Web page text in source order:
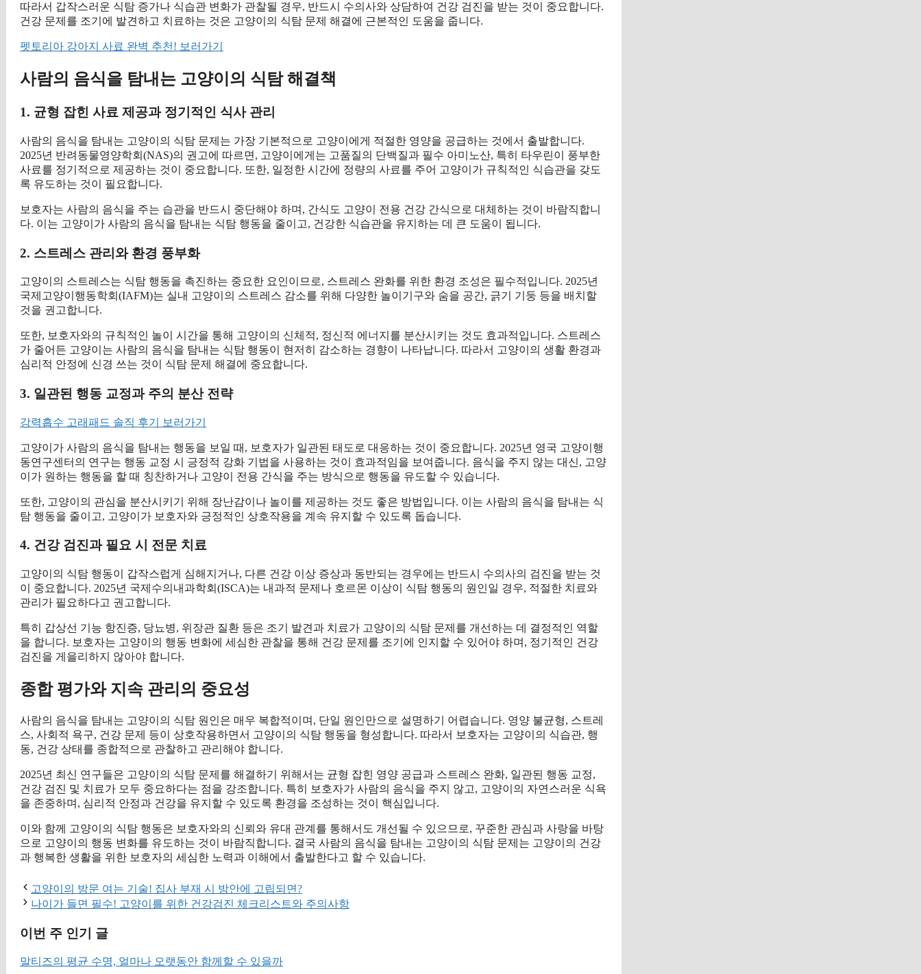
따라서 갑작스러운 식탐 증가나 식습관 변화가 관찰될 경우, 반드시 수의사와 상담하여 건강 검진을 받는 것이 중요합니다.
건강 문제를 조기에 발견하고 치료하는 것은 고양이의 식탐 문제 해결에 근본적인 도움을 줍니다.
펫토리아 강아지 사료 완벽 추천! 보러가기
사람의 음식을 탐내는 고양이의 식탐 해결책
1. 균형 잡힌 사료 제공과 정기적인 식사 관리
사람의 음식을 탐내는 고양이의 식탐 문제는 가장 기본적으로 고양이에게 적절한 영양을 공급하는 것에서 출발합니다.
2025년 반려동물영양학회(NAS)의 권고에 따르면, 고양이에게는 고품질의 단백질과 필수 아미노산, 특히 타우린이 풍부한
사료를 정기적으로 제공하는 것이 중요합니다. 또한, 일정한 시간에 정량의 사료를 주어 고양이가 규칙적인 식습관을 갖도
록 유도하는 것이 필요합니다.
보호자는 사람의 음식을 주는 습관을 반드시 중단해야 하며, 간식도 고양이 전용 건강 간식으로 대체하는 것이 바람직합니
다. 이는 고양이가 사람의 음식을 탐내는 식탐 행동을 줄이고, 건강한 식습관을 유지하는 데 큰 도움이 됩니다.
2. 스트레스 관리와 환경 풍부화
고양이의 스트레스는 식탐 행동을 촉진하는 중요한 요인이므로, 스트레스 완화를 위한 환경 조성은 필수적입니다. 2025년
국제고양이행동학회(IAFM)는 실내 고양이의 스트레스 감소를 위해 다양한 놀이기구와 숨을 공간, 긁기 기둥 등을 배치할
것을 권고합니다.
또한, 보호자와의 규칙적인 놀이 시간을 통해 고양이의 신체적, 정신적 에너지를 분산시키는 것도 효과적입니다. 스트레스
가 줄어든 고양이는 사람의 음식을 탐내는 식탐 행동이 현저히 감소하는 경향이 나타납니다. 따라서 고양이의 생활 환경과
심리적 안정에 신경 쓰는 것이 식탐 문제 해결에 중요합니다.
3. 일관된 행동 교정과 주의 분산 전략
강력흡수 고래패드 솔직 후기 보러가기
고양이가 사람의 음식을 탐내는 행동을 보일 때, 보호자가 일관된 태도로 대응하는 것이 중요합니다. 2025년 영국 고양이행
동연구센터의 연구는 행동 교정 시 긍정적 강화 기법을 사용하는 것이 효과적임을 보여줍니다. 음식을 주지 않는 대신, 고양
이가 원하는 행동을 할 때 칭찬하거나 고양이 전용 간식을 주는 방식으로 행동을 유도할 수 있습니다.
또한, 고양이의 관심을 분산시키기 위해 장난감이나 놀이를 제공하는 것도 좋은 방법입니다. 이는 사람의 음식을 탐내는 식
탐 행동을 줄이고, 고양이가 보호자와 긍정적인 상호작용을 계속 유지할 수 있도록 돕습니다.
4. 건강 검진과 필요 시 전문 치료
고양이의 식탐 행동이 갑작스럽게 심해지거나, 다른 건강 이상 증상과 동반되는 경우에는 반드시 수의사의 검진을 받는 것
이 중요합니다. 2025년 국제수의내과학회(ISCA)는 내과적 문제나 호르몬 이상이 식탐 행동의 원인일 경우, 적절한 치료와
관리가 필요하다고 권고합니다.
특히 갑상선 기능 항진증, 당뇨병, 위장관 질환 등은 조기 발견과 치료가 고양이의 식탐 문제를 개선하는 데 결정적인 역할
을 합니다. 보호자는 고양이의 행동 변화에 세심한 관찰을 통해 건강 문제를 조기에 인지할 수 있어야 하며, 정기적인 건강
검진을 게을리하지 않아야 합니다.
종합 평가와 지속 관리의 중요성
사람의 음식을 탐내는 고양이의 식탐 원인은 매우 복합적이며, 단일 원인만으로 설명하기 어렵습니다. 영양 불균형, 스트레
스, 사회적 욕구, 건강 문제 등이 상호작용하면서 고양이의 식탐 행동을 형성합니다. 따라서 보호자는 고양이의 식습관, 행
동, 건강 상태를 종합적으로 관찰하고 관리해야 합니다.
2025년 최신 연구들은 고양이의 식탐 문제를 해결하기 위해서는 균형 잡힌 영양 공급과 스트레스 완화, 일관된 행동 교정,
건강 검진 및 치료가 모두 중요하다는 점을 강조합니다. 특히 보호자가 사람의 음식을 주지 않고, 고양이의 자연스러운 식욕
을 존중하며, 심리적 안정과 건강을 유지할 수 있도록 환경을 조성하는 것이 핵심입니다.
이와 함께 고양이의 식탐 행동은 보호자와의 신뢰와 유대 관계를 통해서도 개선될 수 있으므로, 꾸준한 관심과 사랑을 바탕
으로 고양이의 행동 변화를 유도하는 것이 바람직합니다. 결국 사람의 음식을 탐내는 고양이의 식탐 문제는 고양이의 건강
과 행복한 생활을 위한 보호자의 세심한 노력과 이해에서 출발한다고 할 수 있습니다.
고양이의 방문 여는 기술! 집사 부재 시 방안에 고립되면?
나이가 들면 필수! 고양이를 위한 건강검진 체크리스트와 주의사항
이번 주 인기 글
말티즈의 평균 수명, 얼마나 오랫동안 함께할 수 있을까